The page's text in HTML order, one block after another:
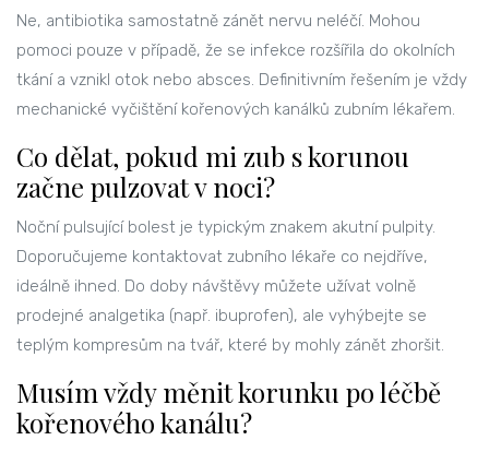
Ne, antibiotika samostatně zánět nervu neléčí. Mohou
pomoci pouze v případě, že se infekce rozšířila do okolních
tkání a vznikl otok nebo absces. Definitivním řešením je vždy
mechanické vyčištění kořenových kanálků zubním lékařem.
Co dělat, pokud mi zub s korunou
začne pulzovat v noci?
Noční pulsující bolest je typickým znakem akutní pulpity.
Doporučujeme kontaktovat zubního lékaře co nejdříve,
ideálně ihned. Do doby návštěvy můžete užívat volně
prodejné analgetika (např. ibuprofen), ale vyhýbejte se
teplým kompresům na tvář, které by mohly zánět zhoršit.
Musím vždy měnit korunku po léčbě
kořenového kanálu?